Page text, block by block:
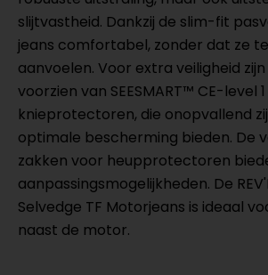
slijtvastheid. Dankzij de slim-fit
jeans comfortabel, zonder dat ze
aanvoelen. Voor extra veiligheid
voorzien van SEESMART™ CE-level 1
knieprotectoren, die onopvallend
optimale bescherming bieden. De
zakken voor heupprotectoren
aanpassingsmogelijkheden. De
Selvedge TF Motorjeans is ideaal
naast de motor.